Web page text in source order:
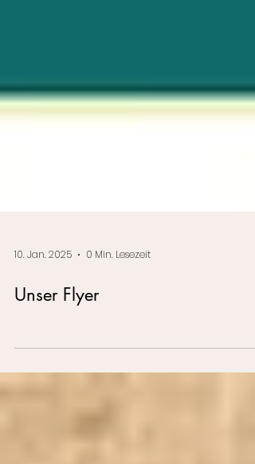
10. Jan. 2025 0 Min. Lesezeit
Unser Flyer